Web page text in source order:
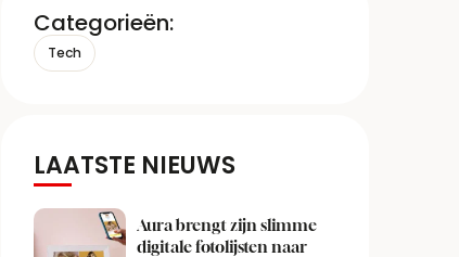
Categorieën:
Tech
LAATSTE NIEUWS
Aura brengt zijn slimme
digitale fotolijsten naar